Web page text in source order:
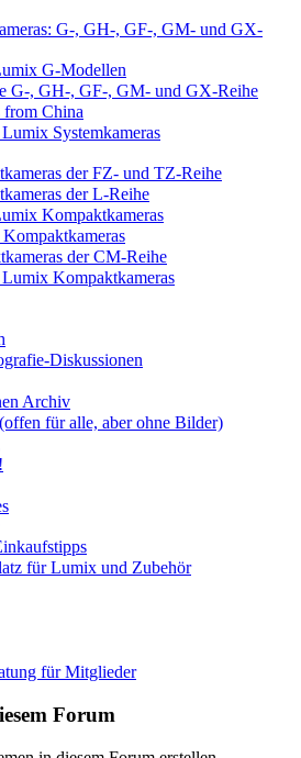
G-, GH-, GF-, GM- und GX-
G-Modellen
, GH-, GF-, GM- und GX-Reihe
China
Systemkameras
der FZ- und TZ-Reihe
der L-Reihe
Kompaktkameras
der CM-Reihe
Kompaktkameras
Diskussionen
Archiv
für alle, aber ohne Bilder)
für Lumix und Zubehör
für Mitglieder
Forum